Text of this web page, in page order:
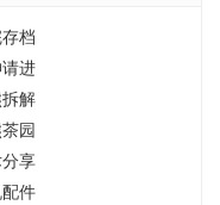
档
进
解
园
享
件